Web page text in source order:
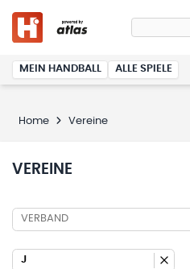
MEIN HANDBALL ALLE SPIELE
Home Vereine
VEREINE
VERBAND
J